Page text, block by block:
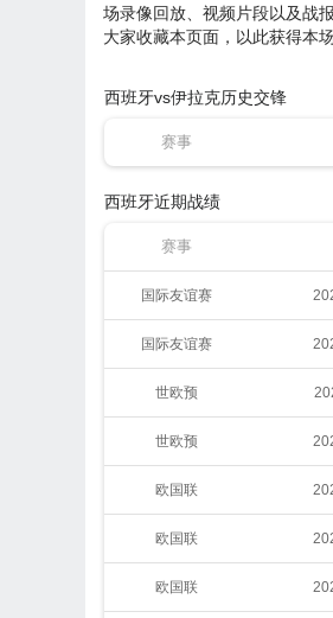
场录像回放、视频片段以及战
大家收藏本页面，以此获得本
西班牙vs伊拉克历史交锋
赛事
西班牙近期战绩
赛事
国际友谊赛
国际友谊赛
世欧预
世欧预
欧国联
欧国联
欧国联